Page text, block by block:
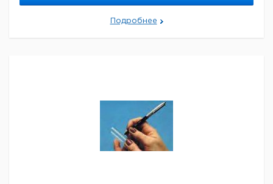
6237703
9204232
Подробнее